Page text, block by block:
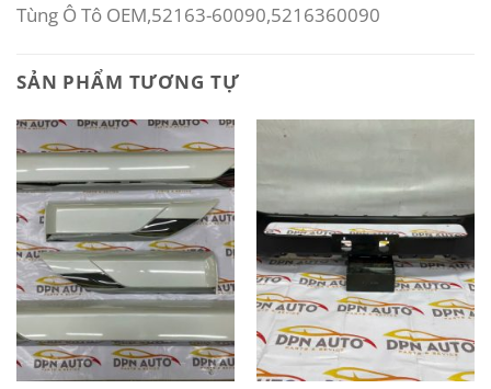
Tùng Ô Tô OEM,52163-60090,5216360090
SẢN PHẨM TƯƠNG TỰ